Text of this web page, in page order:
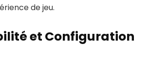
de jeu.
et Configuration